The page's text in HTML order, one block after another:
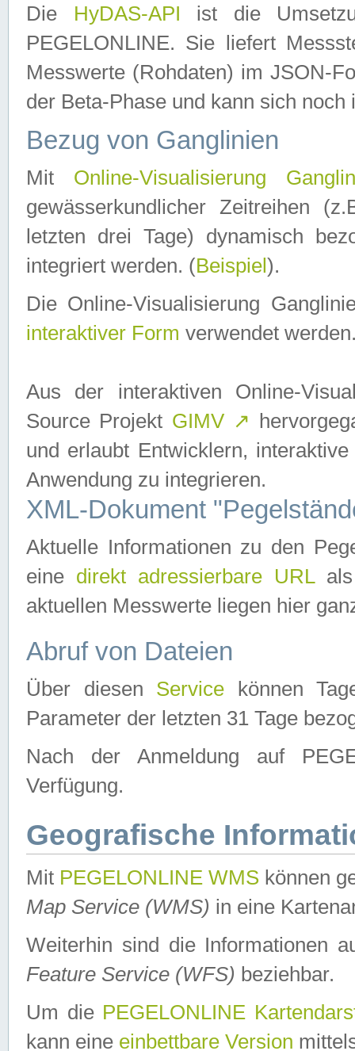
Die HyDAS-API ist die
PEGELONLINE. Sie liefert
Messwerte (Rohdaten) im JSON-
der Beta-Phase und kann sich noch
Bezug von Ganglinien
Mit Online-Visualisierung
gewässerkundlicher Zeitreihen
letzten drei Tage) dynamisch
integriert werden. (Beispiel ).
Die Online-Visualisierung
interaktiver Form verwendet
Aus der interaktiven Online-
Source Projekt GIMV ↗
und erlaubt Entwicklern,
Anwendung zu integrieren.
XML-Dokument
Aktuelle Informationen zu den
eine direkt adressierbare URLals
aktuellen Messwerte liegen hier
Abruf von Dateien
Über diesen Service können
Parameter der letzten 31 Tage
Nach der Anmeldung auf
Verfügung.
Geografische
Mit PEGELONLINE WMS können
Map Service (WMS) in eine
Weiterhin sind die Informationen
Feature Service (WFS) beziehbar.
Um die PEGELONLINE
kann eine einbettbare Version